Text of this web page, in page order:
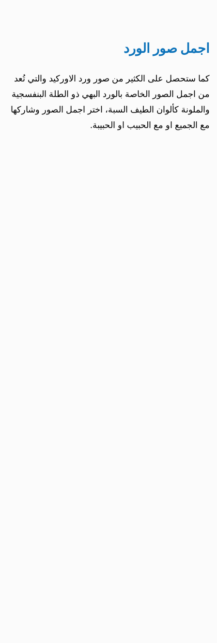
اجمل صور الورد
كما ستحصل على الكثير من صور ورد الاوركيد والتي تُعد
من اجمل الصور الخاصة بالورد البهي ذو الطلة البنفسجية
والملونة كألوان الطيف السبة، اختر اجمل الصور وشاركها
مع الجميع او مع الحبيب او الحبيبة.